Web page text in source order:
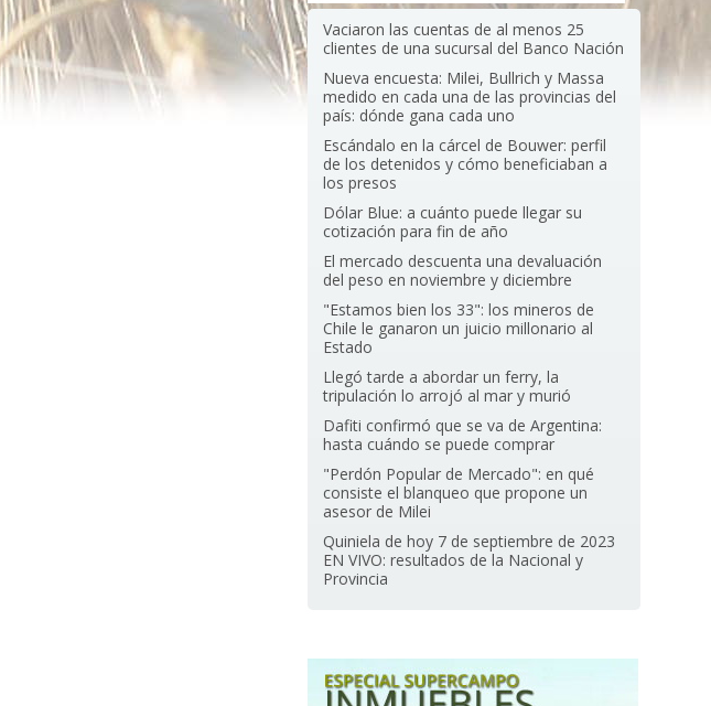
Vaciaron las cuentas de al menos 25
clientes de una sucursal del Banco Nación
Nueva encuesta: Milei, Bullrich y Massa
medido en cada una de las provincias del
país: dónde gana cada uno
Escándalo en la cárcel de Bouwer: perfil
de los detenidos y cómo beneficiaban a
los presos
Dólar Blue: a cuánto puede llegar su
cotización para fin de año
El mercado descuenta una devaluación
del peso en noviembre y diciembre
"Estamos bien los 33": los mineros de
Chile le ganaron un juicio millonario al
Estado
Llegó tarde a abordar un ferry, la
tripulación lo arrojó al mar y murió
Dafiti confirmó que se va de Argentina:
hasta cuándo se puede comprar
"Perdón Popular de Mercado": en qué
consiste el blanqueo que propone un
asesor de Milei
Quiniela de hoy 7 de septiembre de 2023
EN VIVO: resultados de la Nacional y
Provincia